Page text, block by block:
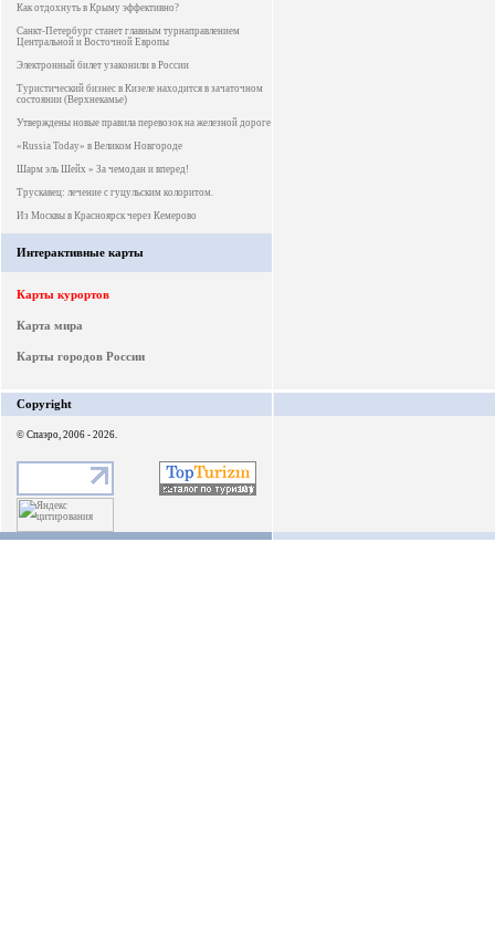
Как отдохнуть в Крыму эффективно?
Санкт-Петербург станет главным турнаправлением
Центральной и Восточной Европы
Электронный билет узаконили в России
Туристический бизнес в Кизеле находится в зачаточном
состоянии (Верхнекамье)
Утверждены новые правила перевозок на железной дороге
«Russia Today» в Великом Новгороде
Шарм эль Шейх » За чемодан и вперед!
Трускавец: лечение с гуцульским колоритом.
Из Москвы в Красноярск через Кемерово
Интерактивные карты
Карты курортов
Карта мира
Карты городов России
Copyright
© Спаэро, 2006 - 2026.